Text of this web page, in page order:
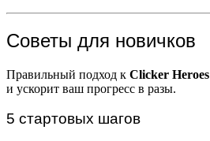
Советы для новичков
Правильный подход к Clicker Heroes
и ускорит ваш прогресс в разы.
5 стартовых шагов